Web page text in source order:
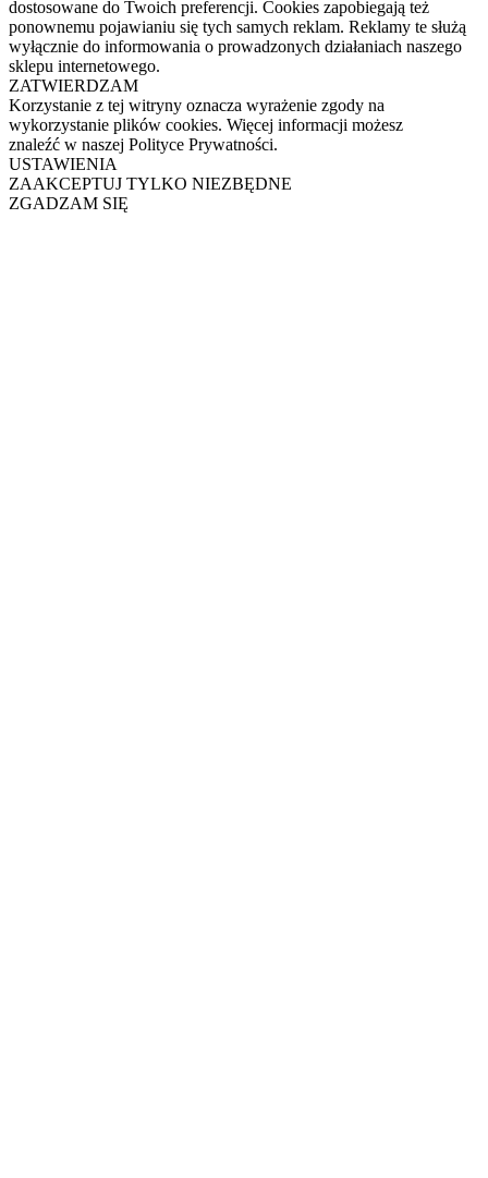
dostosowane do Twoich preferencji. Cookies zapobiegają też
ponownemu pojawianiu się tych samych reklam. Reklamy te służą
wyłącznie do informowania o prowadzonych działaniach naszego
sklepu internetowego.
ZATWIERDZAM
Korzystanie z tej witryny oznacza wyrażenie zgody na
wykorzystanie plików cookies. Więcej informacji możesz
znaleźć w naszej Polityce Prywatności.
USTAWIENIA
ZAAKCEPTUJ TYLKO NIEZBĘDNE
ZGADZAM SIĘ